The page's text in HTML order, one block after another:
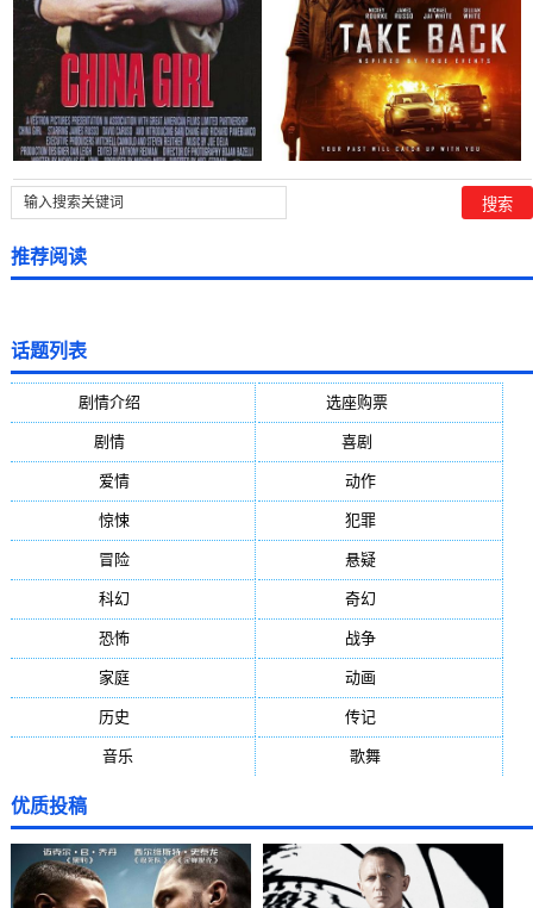
推荐阅读
话题列表
剧情介绍 选座购票(5388)
剧情 喜剧
爱情(887) 动作
惊悚(648) 犯罪
冒险(377) 悬疑
科幻 奇幻
恐怖(236) 战争
家庭(195) 动画
历史 传记
音乐 歌舞(81)
优质投稿